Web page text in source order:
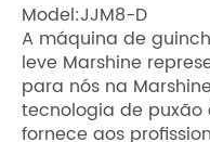
Model:JJM8-D
A máquina de
leve Marshine
para nós na
tecnologia de
fornece aos